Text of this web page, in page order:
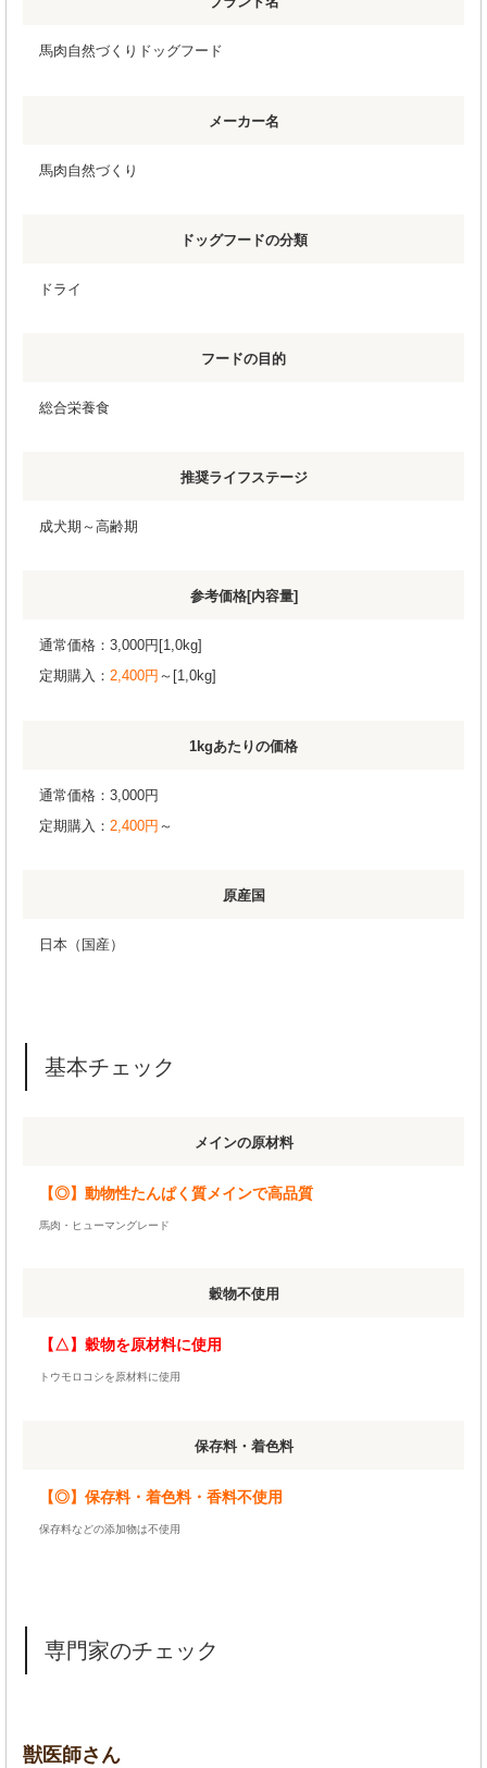
馬肉自然づくりドッグフード
メーカー名
馬肉自然づくり
ドッグフードの分類
ドライ
フードの目的
総合栄養食
推奨ライフステージ
成犬期～高齢期
参考価格[内容量]
通常価格：3,000円[1,0kg]
定期購入： 2,400円 ～[1,0kg]
1kgあたりの価格
通常価格：3,000円
定期購入： 2,400円 ～
原産国
日本（国産）
基本チェック
メインの原材料
【◎】動物性たんぱく質メインで高品質
馬肉・ヒューマングレード
穀物不使用
【△】穀物を原材料に使用
トウモロコシを原材料に使用
保存料・着色料
【◎】保存料・着色料・香料不使用
保存料などの添加物は不使用
専門家のチェック
獣医師さん